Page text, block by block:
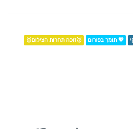
💖 תומך בפורום 🥇זוכה תחרות הצילום🥇